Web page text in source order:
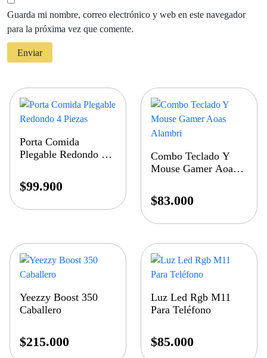
Guarda mi nombre, correo electrónico y web en este navegador
para la próxima vez que comente.
Porta Comida
Plegable Redondo 4
$99.900
Combo Teclado Y
Mouse Gamer Aoas
$83.000
Yeezzy Boost 350
Caballero
$215.000
Luz Led Rgb M11
Para Teléfono
$85.000